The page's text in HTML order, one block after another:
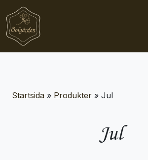
Huvudnavigering
Startsida » Produkter » Jul
Jul